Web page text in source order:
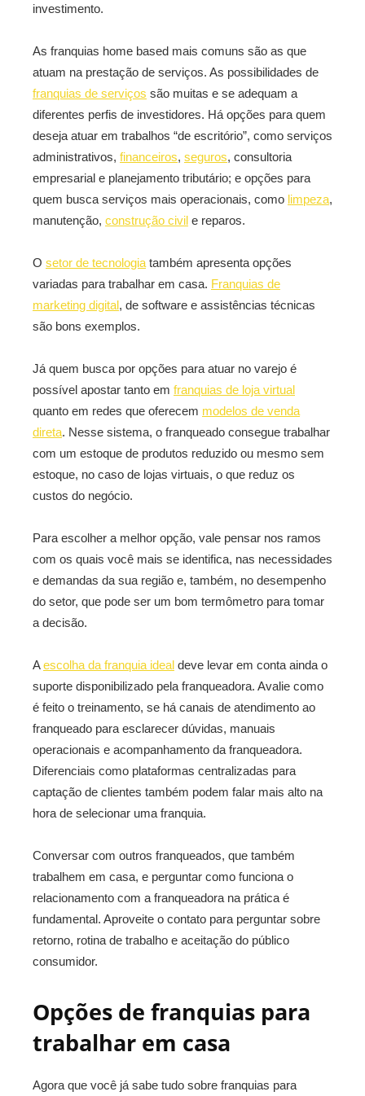
investimento.
As franquias home based mais comuns são as que
atuam na prestação de serviços. As possibilidades de
franquias de serviços são muitas e se adequam a
diferentes perfis de investidores. Há opções para quem
deseja atuar em trabalhos “de escritório”, como serviços
administrativos, financeiros, seguros, consultoria
empresarial e planejamento tributário; e opções para
quem busca serviços mais operacionais, como limpeza,
manutenção, construção civil e reparos.
O setor de tecnologia também apresenta opções
variadas para trabalhar em casa. Franquias de
marketing digital, de software e assistências técnicas
são bons exemplos.
Já quem busca por opções para atuar no varejo é
possível apostar tanto em franquias de loja virtual
quanto em redes que oferecem modelos de venda
direta. Nesse sistema, o franqueado consegue trabalhar
com um estoque de produtos reduzido ou mesmo sem
estoque, no caso de lojas virtuais, o que reduz os
custos do negócio.
Para escolher a melhor opção, vale pensar nos ramos
com os quais você mais se identifica, nas necessidades
e demandas da sua região e, também, no desempenho
do setor, que pode ser um bom termômetro para tomar
a decisão.
Aescolha da franquia ideal deve levar em conta ainda o
suporte disponibilizado pela franqueadora. Avalie como
é feito o treinamento, se há canais de atendimento ao
franqueado para esclarecer dúvidas, manuais
operacionais e acompanhamento da franqueadora.
Diferenciais como plataformas centralizadas para
captação de clientes também podem falar mais alto na
hora de selecionar uma franquia.
Conversar com outros franqueados, que também
trabalhem em casa, e perguntar como funciona o
relacionamento com a franqueadora na prática é
fundamental. Aproveite o contato para perguntar sobre
retorno, rotina de trabalho e aceitação do público
consumidor.
Opções de franquias para
trabalhar em casa
Agora que você já sabe tudo sobre franquias para